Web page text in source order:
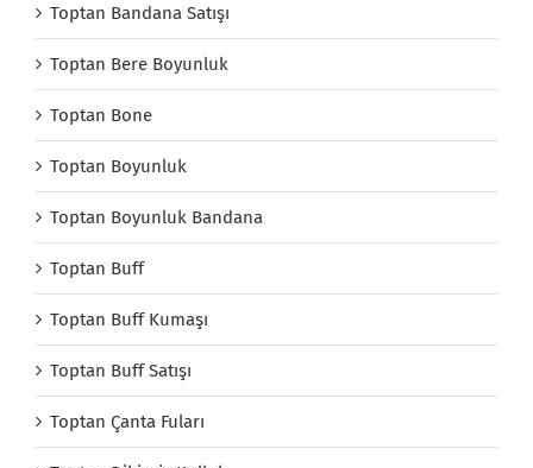
Toptan Bandana Satışı
Toptan Bere Boyunluk
Toptan Bone
Toptan Boyunluk
Toptan Boyunluk Bandana
Toptan Buff
Toptan Buff Kumaşı
Toptan Buff Satışı
Toptan Çanta Fuları